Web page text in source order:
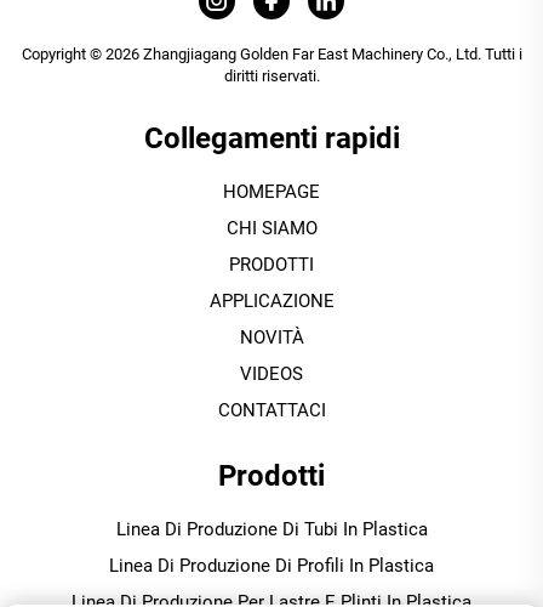
Copyright © 2026 Zhangjiagang Golden Far East Machinery Co., Ltd. Tutti i
diritti riservati.
Collegamenti rapidi
HOMEPAGE
CHI SIAMO
PRODOTTI
APPLICAZIONE
NOVITÀ
VIDEOS
CONTATTACI
Prodotti
Linea Di Produzione Di Tubi In Plastica
Linea Di Produzione Di Profili In Plastica
Linea Di Produzione Per Lastre E Plinti In Plastica